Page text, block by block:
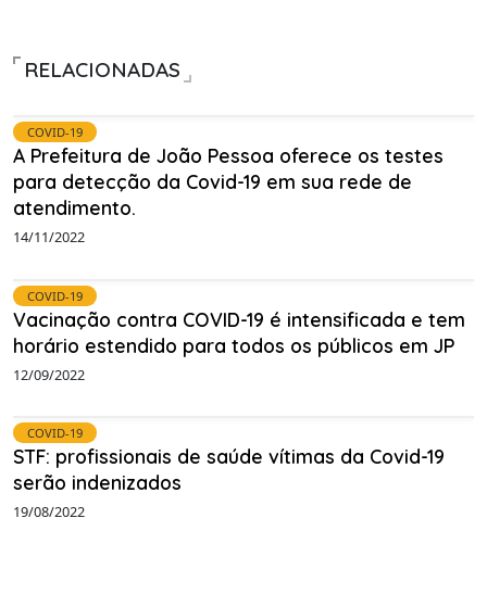
RELACIONADAS
COVID-19
A Prefeitura de João Pessoa oferece os testes
para detecção da Covid-19 em sua rede de
atendimento.
14/11/2022
COVID-19
Vacinação contra COVID-19 é intensificada e tem
horário estendido para todos os públicos em JP
12/09/2022
COVID-19
STF: profissionais de saúde vítimas da Covid-19
serão indenizados
19/08/2022